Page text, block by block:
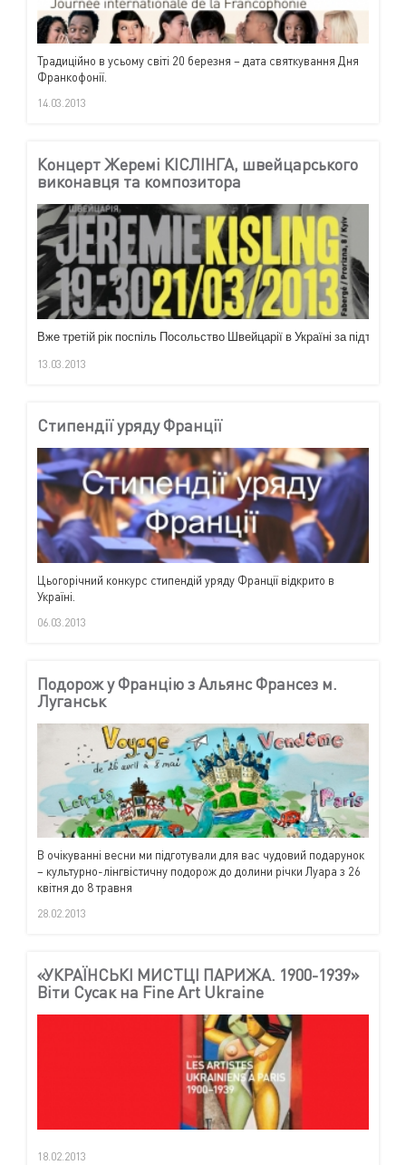
Традиційно в усьому світі 20 березня – дата святкування Дня
Франкофонії.
14.03.2013
Концерт Жеремі КІСЛІНГА, швейцарського
виконавця та композитора
Вже третій рік поспіль Посольство Швейцарії в Україні за підтримки
13.03.2013
Стипендії уряду Франції
Цьогорічний конкурс стипендій уряду Франції відкрито в
Україні.
06.03.2013
Подорож у Францію з Альянс Франсез м.
Луганськ
В очікуванні весни ми підготували для вас чудовий подарунок
– культурно-лінгвістичну подорож до долини річки Луара з 26
квітня до 8 травня
28.02.2013
«УКРАЇНСЬКІ МИСТЦІ ПАРИЖА. 1900-1939»
Віти Сусак на Fine Art Ukraine
18.02.2013